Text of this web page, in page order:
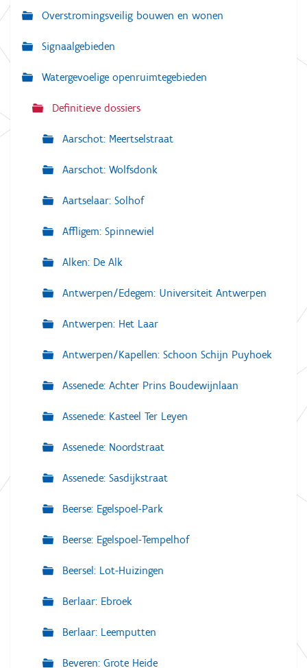
t
Overstromingsveilig bouwen en wonen
Signaalgebieden
Watergevoelige openruimtegebieden
Definitieve dossiers
Aarschot: Meertselstraat
Aarschot: Wolfsdonk
Aartselaar: Solhof
Affligem: Spinnewiel
Alken: De Alk
Antwerpen/Edegem: Universiteit Antwerpen
Antwerpen: Het Laar
Antwerpen/Kapellen: Schoon Schijn Puyhoek
Assenede: Achter Prins Boudewijnlaan
Assenede: Kasteel Ter Leyen
Assenede: Noordstraat
Assenede: Sasdijkstraat
Beerse: Egelspoel-Park
Beerse: Egelspoel-Tempelhof
Beersel: Lot-Huizingen
Berlaar: Ebroek
Berlaar: Leemputten
Beveren: Grote Heide